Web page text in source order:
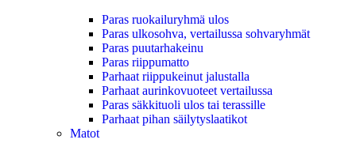
Paras ruokailuryhmä ulos
Paras ulkosohva, vertailussa sohvaryhmät
Paras puutarhakeinu
Paras riippumatto
Parhaat riippukeinut jalustalla
Parhaat aurinkovuoteet vertailussa
Paras säkkituoli ulos tai terassille
Parhaat pihan säilytyslaatikot
Matot